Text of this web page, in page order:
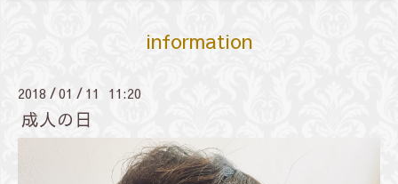
information
2018 /01 / 11 11:20
成人の日